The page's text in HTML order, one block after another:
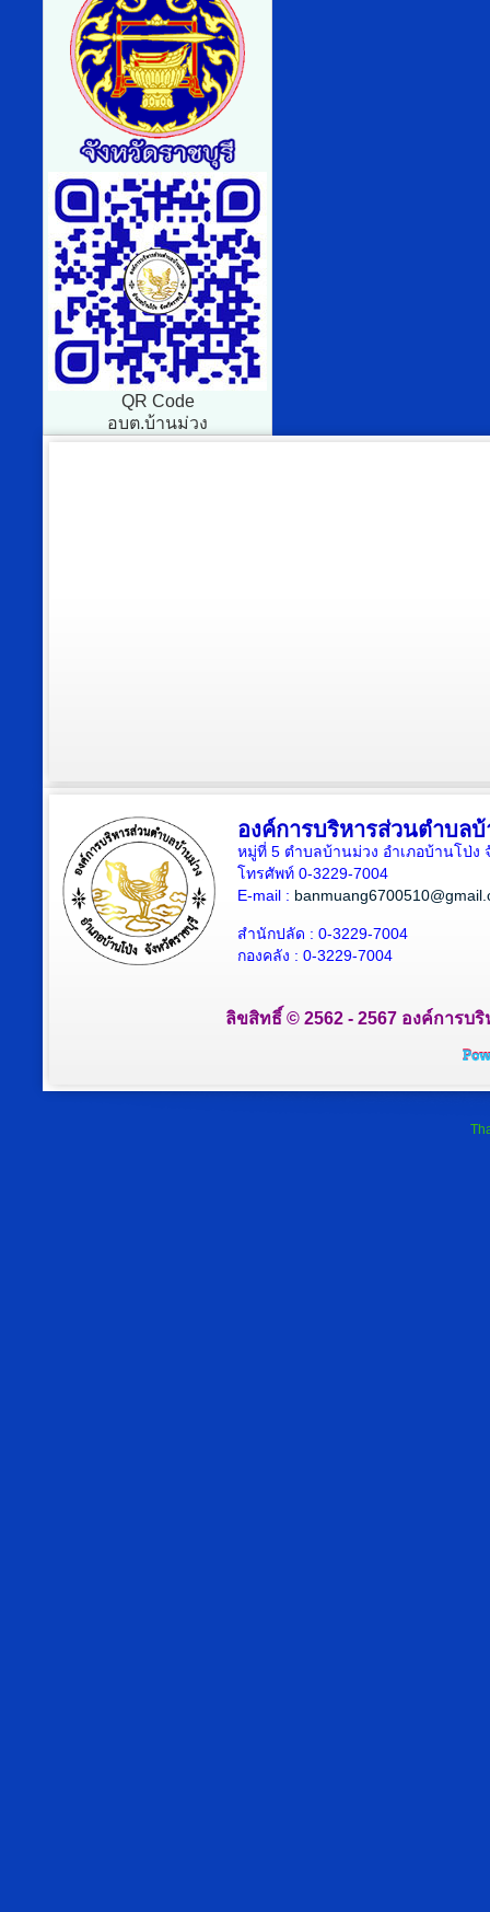
QR Code
อบต.บ้านม่วง
องค์การบริหารส่วนตำบล
หมู่ที่ 5 ตำบลบ้านม่วง อำเภอบ้านโป่ง
โทรศัพท์ 0-3229-7004
E-mail :
สำนักปลัด : 0-3229-7004
กองคลัง : 0-3229-7004
ลิขสิทธิ์ © 2562 - 2567 องค์การบ